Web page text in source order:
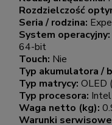
Rozdzielczość
Seria / rodzina:
System operacyjny:
64-bit
Touch: Nie
Typ akumulatora /
Typ matrycy: OLED
Typ procesora:
Waga netto (kg):
Warunki